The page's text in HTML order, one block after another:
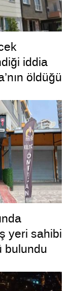
iddia
öldüğü
yeri sahibi
bulundu